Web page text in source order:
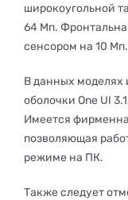
широкоугольной
64 Мп.
сенсором на 10 Мп.
В данных моделях
оболочки One UI
Имеется
позволяющая
режиме на ПК.
Также следует